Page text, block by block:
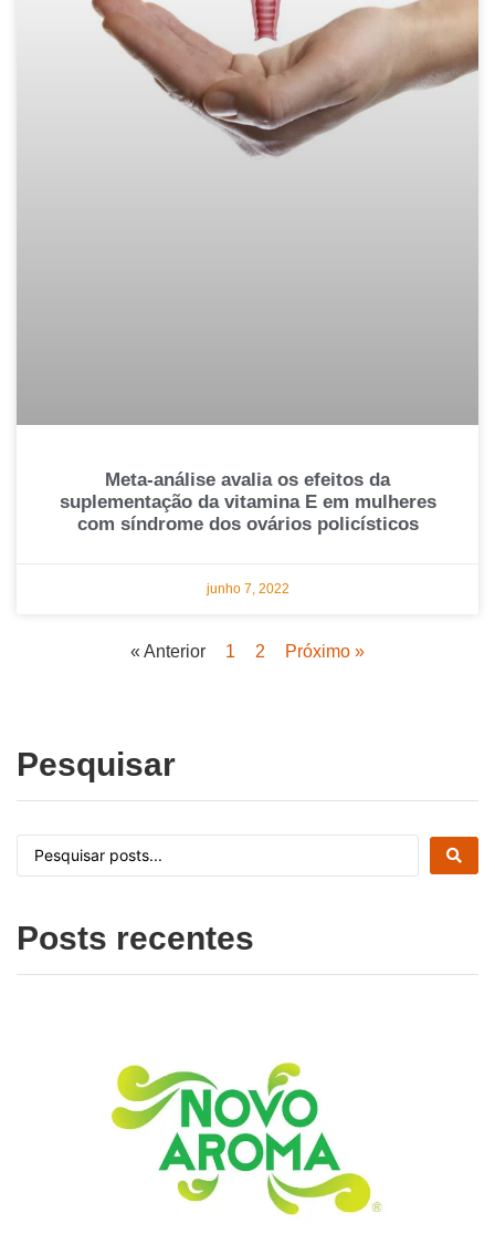
Meta-análise avalia os efeitos da
suplementação da vitamina E em mulheres
com síndrome dos ovários policísticos
junho 7, 2022
« Anterior 1 2 Próximo »
Pesquisar
Posts recentes